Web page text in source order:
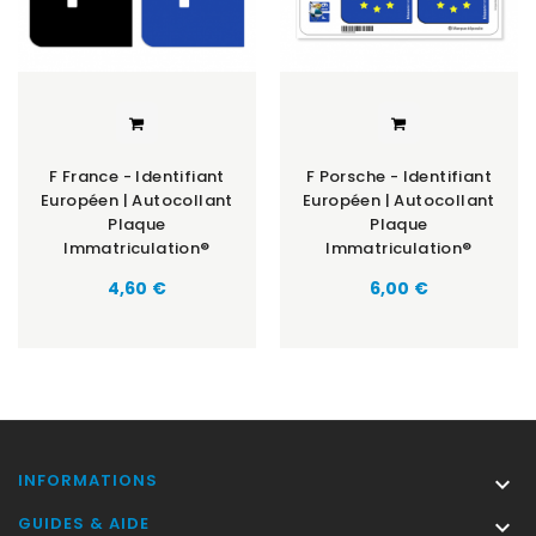
F France - Identifiant
Européen | Autocollant
Plaque
Immatriculation®
Prix
4,60 €
F Porsche - Identifiant
Européen | Autocollant
Plaque
Immatriculation®
Prix
6,00 €
INFORMATIONS 
GUIDES & AIDE 